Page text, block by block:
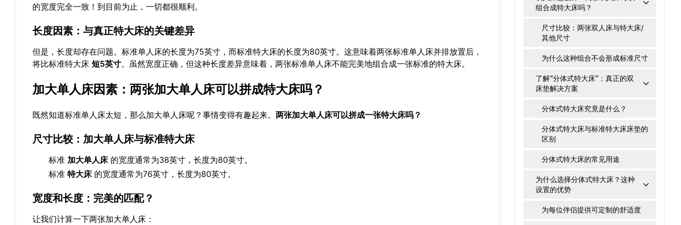
的宽度完全一致！到目前为止，一切都很顺利。
长度因素：与真正特大床的关键差异
但是，长度却存在问题。标准单人床的长度为75英寸，而标准特大床的长度为80英寸。这意味着两张标准单人床并排放置后，
将比标准特大床 短5英寸。虽然宽度正确，但这种长度差异意味着，两张标准单人床不能完美地组合成一张标准的特大床。
加大单人床因素：两张加大单人床可以拼成特大床吗？
既然知道标准单人床太短，那么加大单人床呢？事情变得有趣起来。 两张加大单人床可以拼成一张特大床吗？
尺寸比较：加大单人床与标准特大床
标准 加大单人床的宽度通常为38英寸，长度为80英寸。
标准 特大床的宽度通常为76英寸，长度为80英寸。
宽度和长度：完美的匹配？
让我们计算一下两张加大单人床：
组合成特大床吗？
尺寸比较：两张双人床与特大床/
其他尺寸
为什么这种组合不会形成标准尺寸
了解“分体式特大床”：真正的双
床垫解决方案
分体式特大床究竟是什么？
分体式特大床与标准特大床床垫的
区别
分体式特大床的常见用途
为什么选择分体式特大床？这种
设置的优势
为每位伴侣提供可定制的舒适度